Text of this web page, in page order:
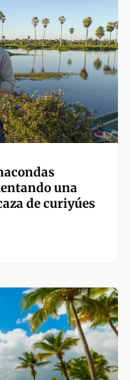
una
de curiyúes